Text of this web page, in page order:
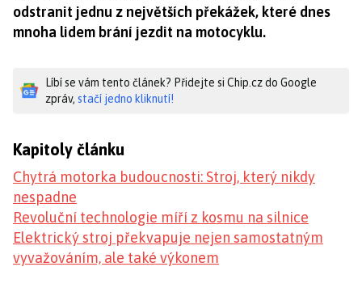
odstranit jednu z největších překážek, které dnes
mnoha lidem brání jezdit na motocyklu.
Líbí se vám tento článek? Přidejte si Chip.cz do Google
zpráv, stačí jedno kliknutí!
Kapitoly článku
Chytrá motorka budoucnosti: Stroj, který nikdy
nespadne
Revoluční technologie míří z kosmu na silnice
Elektrický stroj překvapuje nejen samostatným
vyvažováním, ale také výkonem